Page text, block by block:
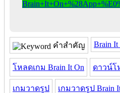
คำสำคัญ Brain It
โหลดเกม Brain It On ดาวน์โ
เกมวาดรูป เกมวาดรูป Brain